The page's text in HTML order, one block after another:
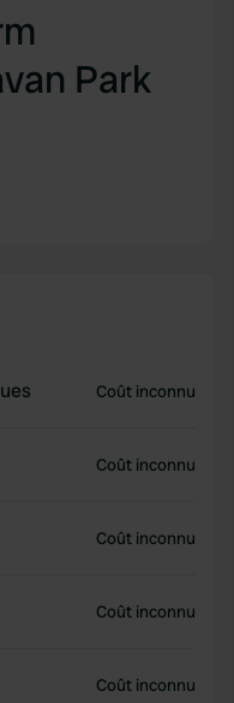
Park
Coût inconnu
Coût inconnu
Coût inconnu
Coût inconnu
Coût inconnu